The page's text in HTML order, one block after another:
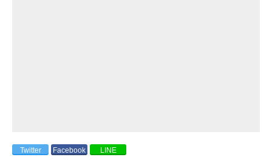
Twitter Facebook LINE